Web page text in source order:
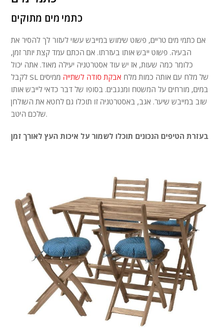
כתמי מים מתוקים
אם כתמי מים טריים, פשוט שימוש במייבש עשוי לעזור לך להסיר את
הבעיה. פשוט ייבש אותו בעזרתו. אם הכתם עמד קצת יותר זמן,
כלומר כמה שעות, אז יש עוד אסטרטגיה יעילה מאוד. אתה יכול
לקבל SL של מלח עם אותה כמות מלח אבקת סודה לשתייה ממיסים
במים, מורחים על המשטח ומנגבים. בסופו של דבר כדאי לייבש אותו
שוב במייבש שיער. אגב, באסטרטגיה זו תוכלו גם לחטא את השולחן
שלכם היטב.
בעזרת הטיפים הנכונים תוכלו לשמור על איכות העץ לאורך זמן